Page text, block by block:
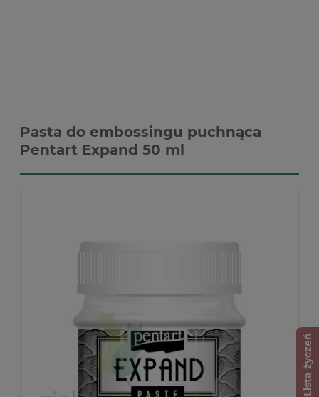
Pasta do embossingu puchnąca
Pentart Expand 50 ml
Lista życzeń